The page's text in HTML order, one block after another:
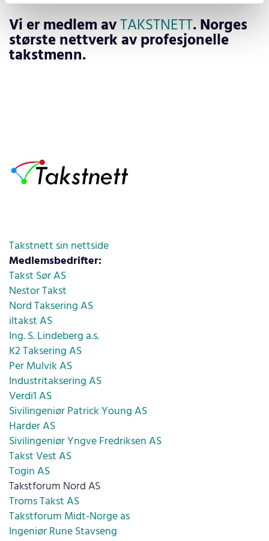
Vi er medlem avTAKSTNETT. Norges
største nettverk av profesjonelle
takstmenn.
Takstnett sin nettside
Medlemsbedrifter:
Takst Sør AS
Nestor Takst
Nord Taksering AS
iltakst AS
Ing. S. Lindeberg a.s.
K2 Taksering AS
Per Mulvik AS
Industritaksering AS
Verdi1 AS
Sivilingeniør Patrick Young AS
Harder AS
Sivilingeniør Yngve Fredriksen AS
Takst Vest AS
Togin AS
Takstforum Nord AS
Troms Takst AS
Takstforum Midt-Norge as
Ingeniør Rune Stavseng